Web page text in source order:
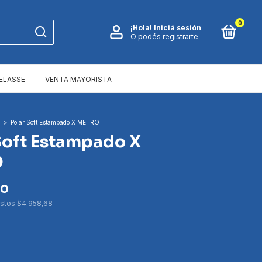
¡Hola! Iniciá sesión
O podés registrarte
0
VENTA MAYORISTA
> Polar Soft Estampado X METRO
Estampado X
$4.958,68